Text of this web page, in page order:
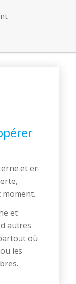
et en
et
où
les